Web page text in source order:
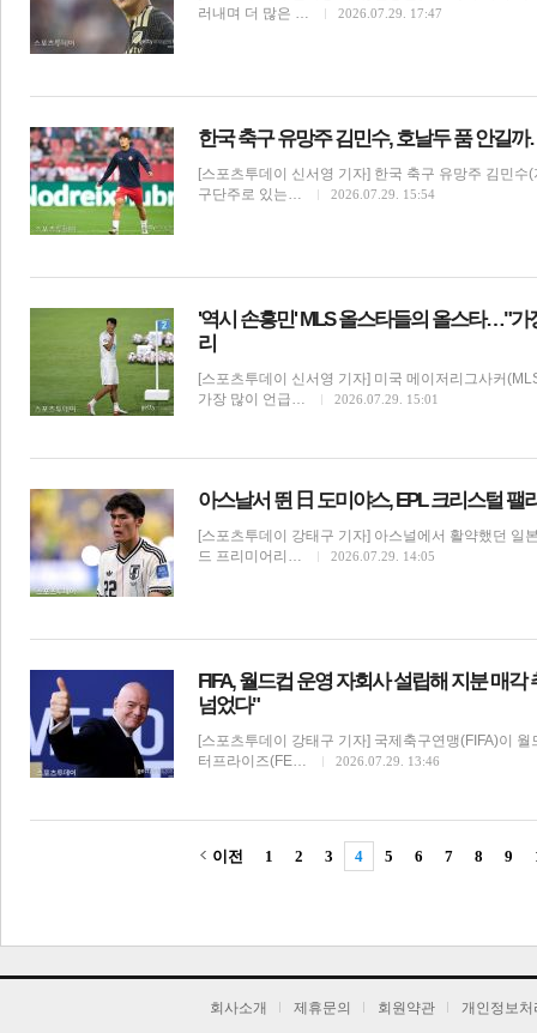
러내며 더 많은 …
2026.07.29. 17:47
한국 축구 유망주 김민수, 호날두 품 안길
[스포츠투데이 신서영 기자] 한국 축구 유망주 김민
구단주로 있는…
2026.07.29. 15:54
'역시 손흥민' MLS 올스타들의 올스타…"가
리
[스포츠투데이 신서영 기자] 미국 메이저리그사커
가장 많이 언급…
2026.07.29. 15:01
아스날서 뛴 日 도미야스, EPL 크리스털 팰
[스포츠투데이 강태구 기자] 아스널에서 활약했던 일
드 프리미어리…
2026.07.29. 14:05
FIFA, 월드컵 운영 자회사 설립해 지분 매
넘었다"
[스포츠투데이 강태구 기자] 국제축구연맹(FIFA)이
터프라이즈(FE…
2026.07.29. 13:46
이전 1 2 3 4 5 6 7 8 9
회사소개 제휴문의 회원약관 개인정보처